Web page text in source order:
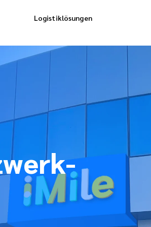
Logistiklösungen
Rücksendemanagement